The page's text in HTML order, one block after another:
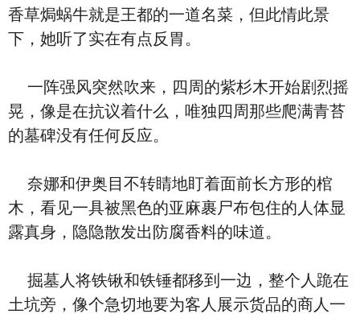
香草焗蜗牛就是王都的一道名菜，但此情此景
下，她听了实在有点反胃。
一阵强风突然吹来，四周的紫杉木开始剧烈摇
晃，像是在抗议着什么，唯独四周那些爬满青苔
的墓碑没有任何反应。
奈娜和伊奥目不转睛地盯着面前长方形的棺
木，看见一具被黑色的亚麻裹尸布包住的人体显
露真身，隐隐散发出防腐香料的味道。
掘墓人将铁锹和铁锤都移到一边，整个人跪在
土坑旁，像个急切地要为客人展示货品的商人一